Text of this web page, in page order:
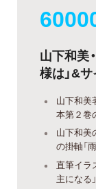
山下和美
様は」&
山下和美
本第２巻
山下和美
の掛軸「
直筆イラ
主になる